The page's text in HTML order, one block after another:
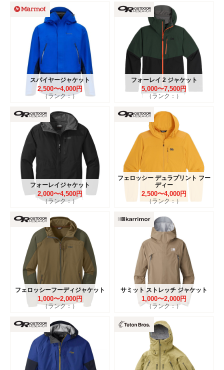
スパイヤージャケット
2,500〜4,000円
（ランク：）
フォーレイ 2 ジャケット
5,000〜7,500円
（ランク：）
フォーレイジャケット
2,000〜4,500円
（ランク：）
フェロッシー デュラプリント フー
ディー
2,500〜4,000円
（ランク：）
フェロッシーフーディジャケット
1,000〜2,000円
（ランク：）
サミット ストレッチ ジャケット
1,000〜2,000円
（ランク：）